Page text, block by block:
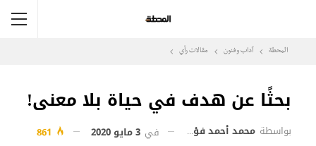
المحطة آداب وفنون مقالات رأي
بحثًا عن هدف في حياة بلا معنى!
بواسطة محمد أحمد فؤاد في 3 مايو 2020